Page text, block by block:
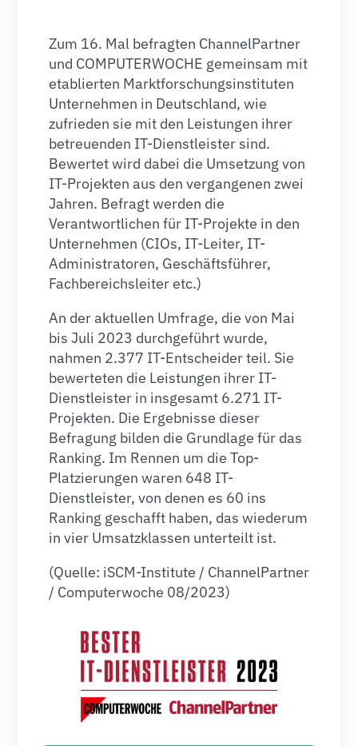
Zum 16. Mal befragten ChannelPartner
und COMPUTERWOCHE gemeinsam mit
etablierten Marktforschungsinstituten
Unternehmen in Deutschland, wie
zufrieden sie mit den Leistungen ihrer
betreuenden IT-Dienstleister sind.
Bewertet wird dabei die Umsetzung von
IT-Projekten aus den vergangenen zwei
Jahren. Befragt werden die
Verantwortlichen für IT-Projekte in den
Unternehmen (CIOs, IT-Leiter, IT-
Administratoren, Geschäftsführer,
Fachbereichsleiter etc.)
An der aktuellen Umfrage, die von Mai
bis Juli 2023 durchgeführt wurde,
nahmen 2.377 IT-Entscheider teil. Sie
bewerteten die Leistungen ihrer IT-
Dienstleister in insgesamt 6.271 IT-
Projekten. Die Ergebnisse dieser
Befragung bilden die Grundlage für das
Ranking. Im Rennen um die Top-
Platzierungen waren 648 IT-
Dienstleister, von denen es 60 ins
Ranking geschafft haben, das wiederum
in vier Umsatzklassen unterteilt ist.
(Quelle: iSCM-Institute / ChannelPartner
/ Computerwoche 08/2023)